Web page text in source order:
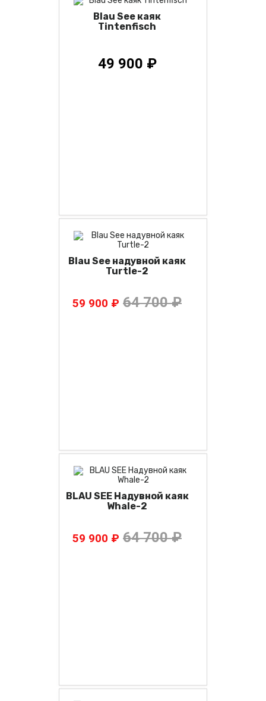
Blau See каяк
Tintenfisch
49 900 ₽
Blau See надувной каяк
Turtle-2
59 900 ₽ 64 700 ₽
BLAU SEE Надувной каяк
Whale-2
59 900 ₽ 64 700 ₽